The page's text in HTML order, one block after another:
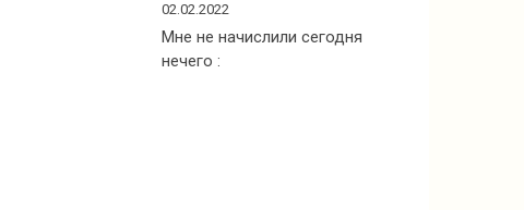
02.02.2022
Мне не начислили сегодня
нечего :